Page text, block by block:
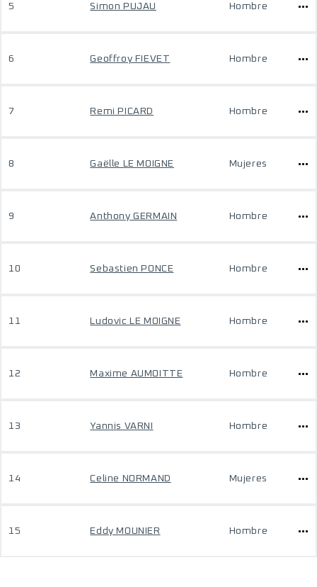
5 Simon PUJAU Hombre
6 Geoffroy FIEVET Hombre
7 Remi PICARD Hombre
8 Gaëlle LE MOIGNE Mujeres
9 Anthony GERMAIN Hombre
10 Sebastien PONCE Hombre
11 Ludovic LE MOIGNE Hombre
12 Maxime AUMOITTE Hombre
13 Yannis VARNI Hombre
14 Celine NORMAND Mujeres
15 Eddy MOUNIER Hombre